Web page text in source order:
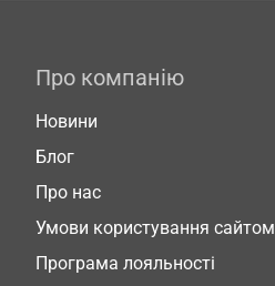
Про компанію
Новини
Блог
Про нас
Умови користування сайтом
Програма лояльності